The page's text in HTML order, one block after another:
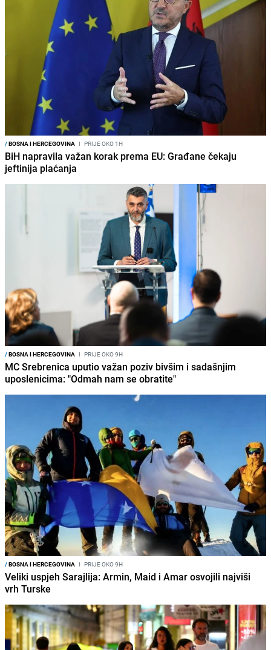
/BOSNA I HERCEGOVINA I PRIJE OKO 1H
BiH napravila važan korak prema EU: Građane čekaju
jeftinija plaćanja
/BOSNA I HERCEGOVINA I PRIJE OKO 9H
MC Srebrenica uputio važan poziv bivšim i sadašnjim
uposlenicima: "Odmah nam se obratite"
/BOSNA I HERCEGOVINA I PRIJE OKO 9H
Veliki uspjeh Sarajlija: Armin, Maid i Amar osvojili najviši
vrh Turske